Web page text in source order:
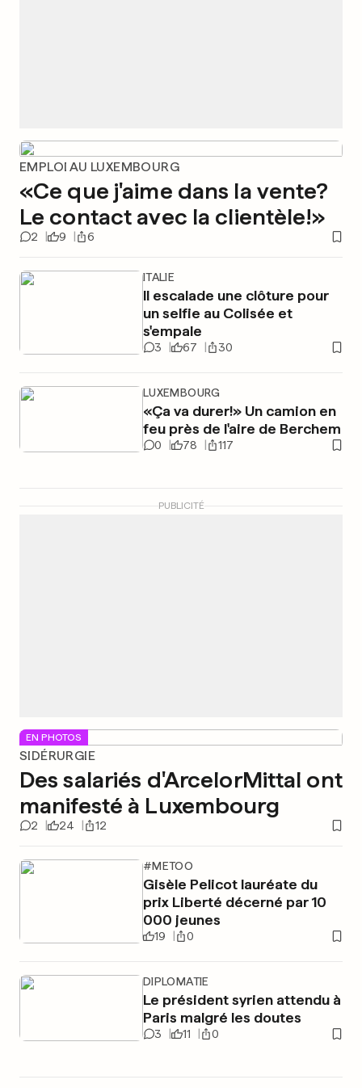
EMPLOI AU LUXEMBOURG
«Ce que j'aime dans la vente?
Le contact avec la clientèle!»
2 9 6
ITALIE
Il escalade une clôture pour
un selfie au Colisée et
s'empale
3 67 30
LUXEMBOURG
«Ça va durer!» Un camion en
feu près de l'aire de Berchem
0 78 117
PUBLICITÉ
EN PHOTOS
SIDÉRURGIE
Des salariés d'ArcelorMittal ont
manifesté à Luxembourg
2 24 12
#METOO
Gisèle Pelicot lauréate du
prix Liberté décerné par 10
000 jeunes
19 0
DIPLOMATIE
Le président syrien attendu à
Paris malgré les doutes
3 11 0